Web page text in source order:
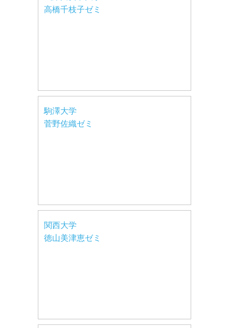
高橋千枝子ゼミ
駒澤大学
菅野佐織ゼミ
関西大学
徳山美津恵ゼミ